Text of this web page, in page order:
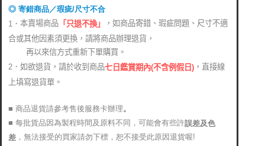
◎ 寄錯商品／瑕疵/尺寸不合
1． 本賣場商品 「只退不換」
，如商品寄錯、瑕疵問題、尺寸不適
合或其他因素須更換，請將商品辦理退貨，
再以來信方式重新下單購買。
2．如欲退貨，請於收到商品七日鑑賞期內(不含例假日) ，直接線
上填寫退貨單。
■ 商品退貨請參考售後服務卡辦理。
■ 每批貨品因為製程時間及原料不同，可能會有些許誤差及色
差 ，無法接受的買家請勿下標，恕不接受此原因退貨喔!